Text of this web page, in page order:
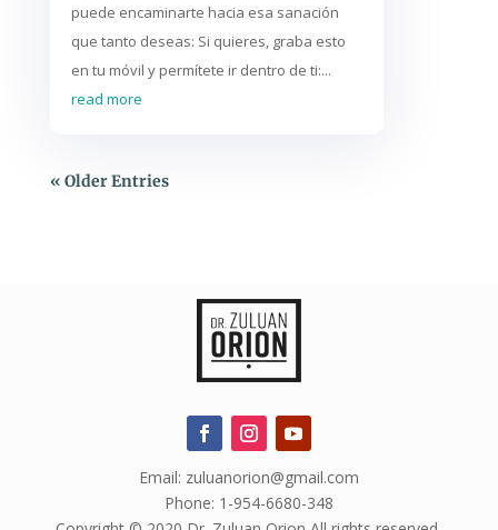
puede encaminarte hacia esa sanación
que tanto deseas: Si quieres, graba esto
en tu móvil y permítete ir dentro de ti:...
read more
« Older Entries
Email: zuluanorion@gmail.com
Phone: 1-954-6680-348